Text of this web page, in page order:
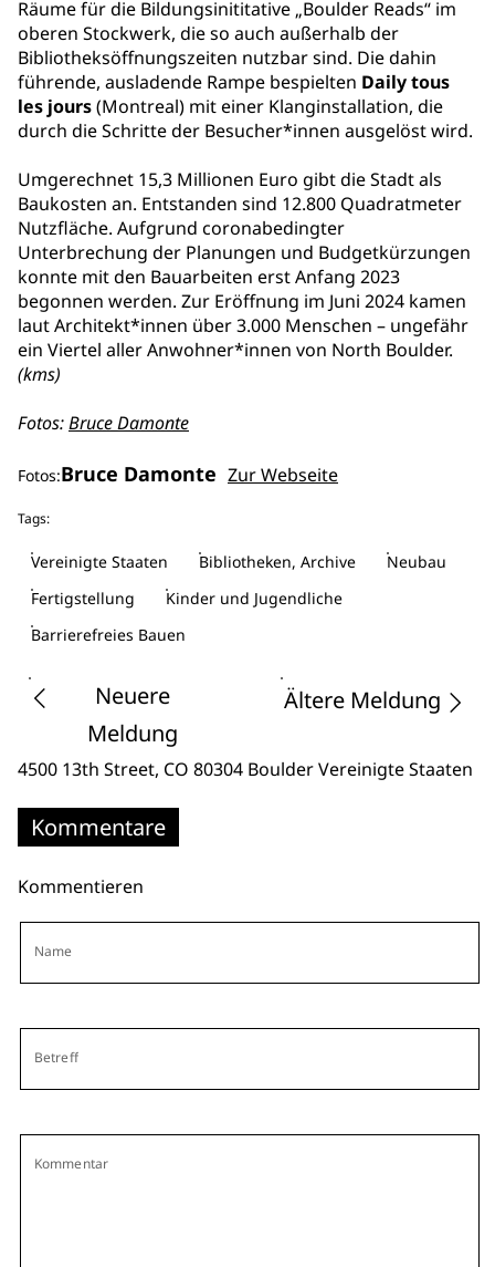
Räume für die Bildungsinititative „Boulder Reads“ im
oberen Stockwerk, die so auch außerhalb der
Bibliotheksöffnungszeiten nutzbar sind. Die dahin
führende, ausladende Rampe bespielten Daily tous
les jours(Montreal) mit einer Klanginstallation, die
durch die Schritte der Besucher*innen ausgelöst wird.
Umgerechnet 15,3 Millionen Euro gibt die Stadt als
Baukosten an. Entstanden sind 12.800 Quadratmeter
Nutzfläche. Aufgrund coronabedingter
Unterbrechung der Planungen und Budgetkürzungen
konnte mit den Bauarbeiten erst Anfang 2023
begonnen werden. Zur Eröffnung im Juni 2024 kamen
laut Architekt*innen über 3.000 Menschen – ungefähr
ein Viertel aller Anwohner*innen von North Boulder.
(kms)
Fotos:Bruce Damonte
Fotos:Bruce Damonte Zur Webseite
Tags:
Vereinigte Staaten Bibliotheken, Archive
Neubau
Fertigstellung
Kinder und Jugendliche
Barrierefreies Bauen
Neuere
Meldung
Ältere Meldung
4500 13th Street, CO 80304 BoulderVereinigte Staaten
Kommentare
Kommentieren
Name
Betreff
Kommentar